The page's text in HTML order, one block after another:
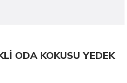
ODA KOKUSU YEDEK